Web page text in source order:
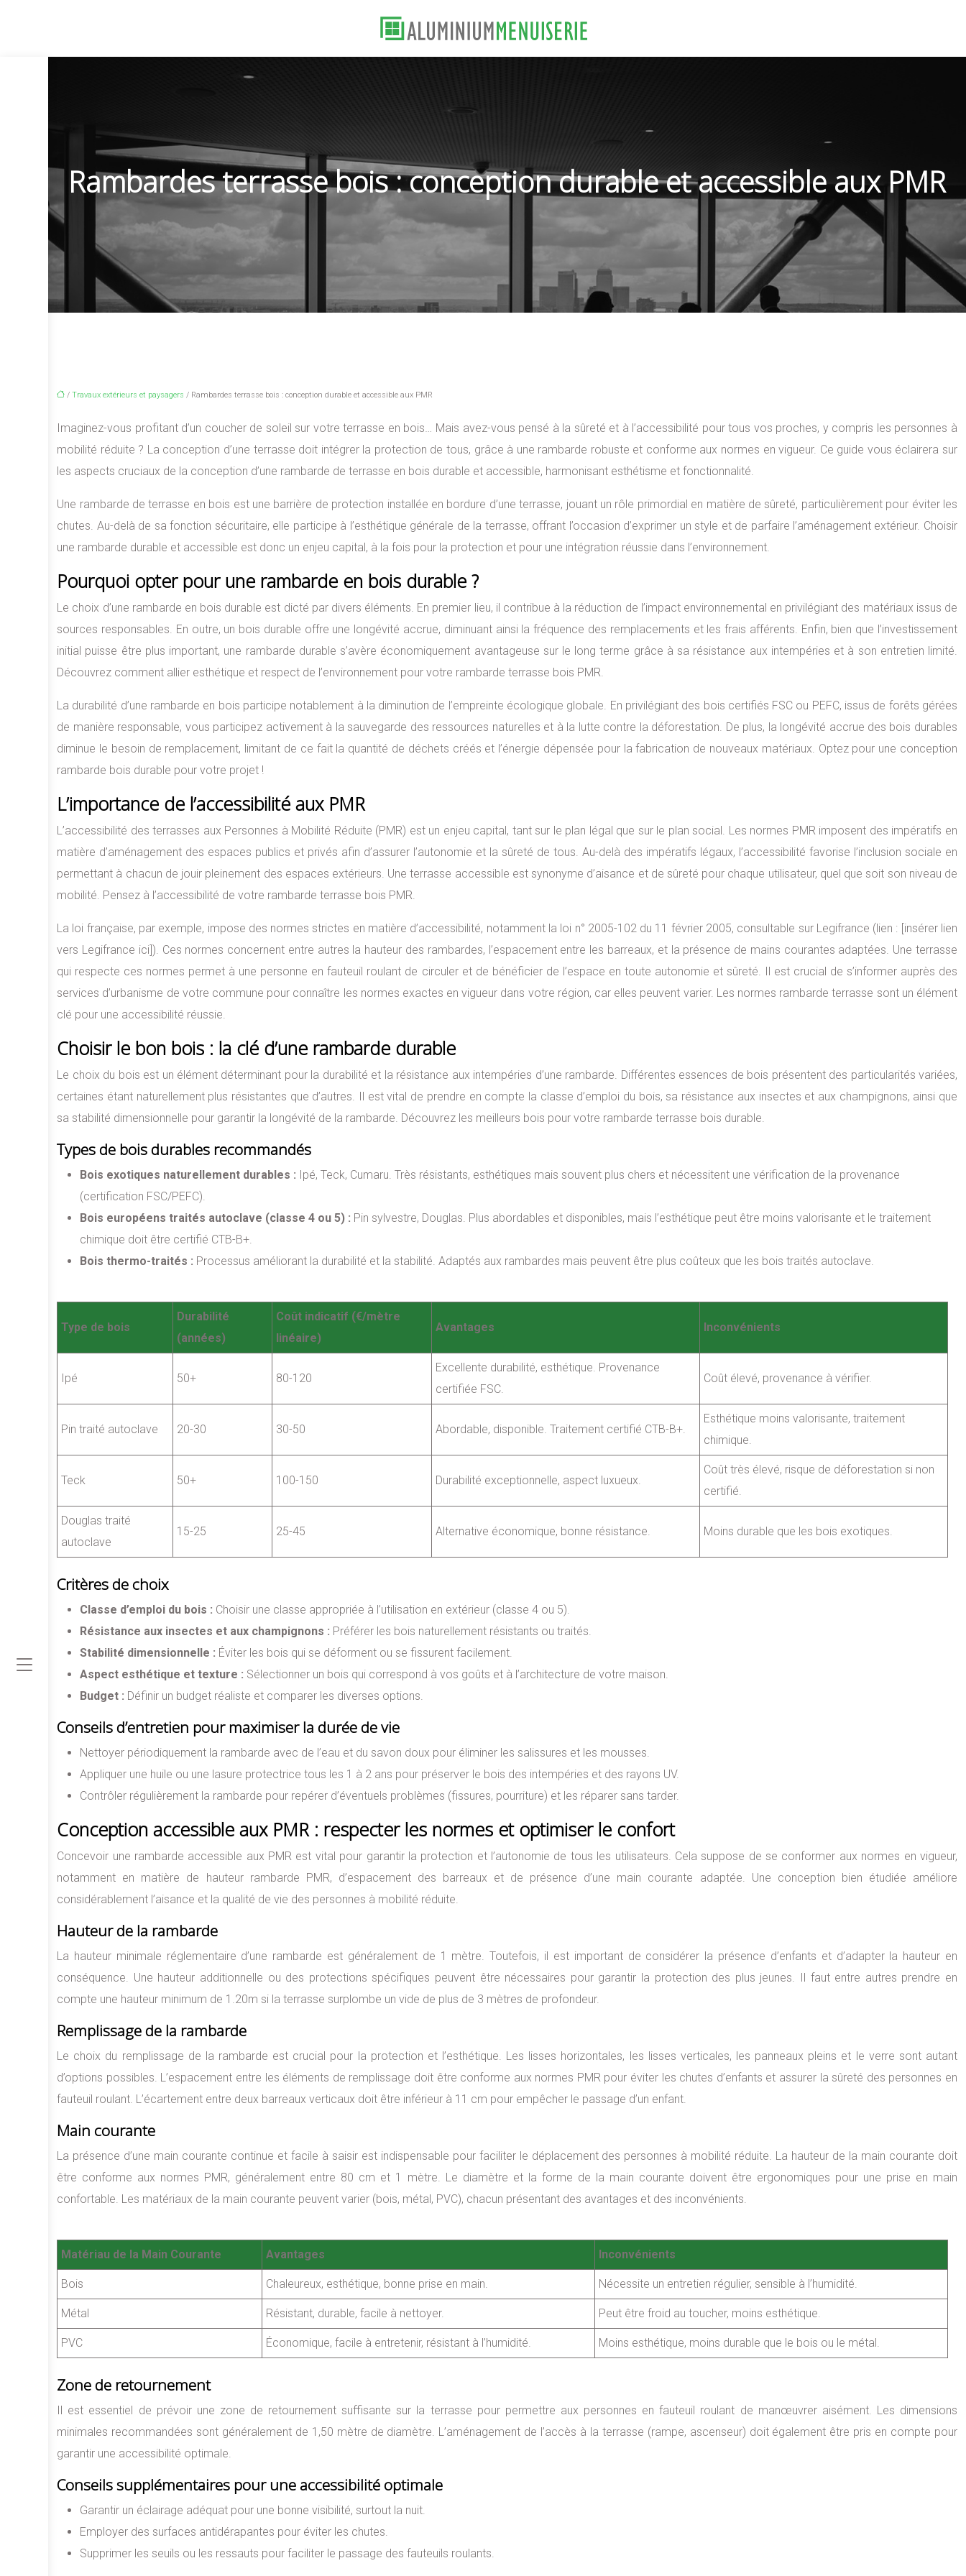
Rambardes terrasse bois : conception durable et accessible aux PMR
/Travaux extérieurs et paysagers / Rambardes terrasse bois : conception durable et accessible aux PMR
Imaginez-vous profitant d’un coucher de soleil sur votre terrasse en bois… Mais avez-vous pensé à la sûreté et à l’accessibilité pour tous vos proches, y compris les personnes à
mobilité réduite ? La conception d’une terrasse doit intégrer la protection de tous, grâce à une rambarde robuste et conforme aux normes en vigueur. Ce guide vous éclairera sur
les aspects cruciaux de la conception d’une rambarde de terrasse en bois durable et accessible, harmonisant esthétisme et fonctionnalité.
Une rambarde de terrasse en bois est une barrière de protection installée en bordure d’une terrasse, jouant un rôle primordial en matière de sûreté, particulièrement pour éviter les
chutes. Au-delà de sa fonction sécuritaire, elle participe à l’esthétique générale de la terrasse, offrant l’occasion d’exprimer un style et de parfaire l’aménagement extérieur. Choisir
une rambarde durable et accessible est donc un enjeu capital, à la fois pour la protection et pour une intégration réussie dans l’environnement.
Pourquoi opter pour une rambarde en bois durable ?
Le choix d’une rambarde en bois durable est dicté par divers éléments. En premier lieu, il contribue à la réduction de l’impact environnemental en privilégiant des matériaux issus de
sources responsables. En outre, un bois durable offre une longévité accrue, diminuant ainsi la fréquence des remplacements et les frais afférents. Enfin, bien que l’investissement
initial puisse être plus important, une rambarde durable s’avère économiquement avantageuse sur le long terme grâce à sa résistance aux intempéries et à son entretien limité.
Découvrez comment allier esthétique et respect de l’environnement pour votre rambarde terrasse bois PMR.
La durabilité d’une rambarde en bois participe notablement à la diminution de l’empreinte écologique globale. En privilégiant des bois certifiés FSC ou PEFC, issus de forêts gérées
de manière responsable, vous participez activement à la sauvegarde des ressources naturelles et à la lutte contre la déforestation. De plus, la longévité accrue des bois durables
diminue le besoin de remplacement, limitant de ce fait la quantité de déchets créés et l’énergie dépensée pour la fabrication de nouveaux matériaux. Optez pour une conception
rambarde bois durable pour votre projet !
L’importance de l’accessibilité aux PMR
L’accessibilité des terrasses aux Personnes à Mobilité Réduite (PMR) est un enjeu capital, tant sur le plan légal que sur le plan social. Les normes PMR imposent des impératifs en
matière d’aménagement des espaces publics et privés afin d’assurer l’autonomie et la sûreté de tous. Au-delà des impératifs légaux, l’accessibilité favorise l’inclusion sociale en
permettant à chacun de jouir pleinement des espaces extérieurs. Une terrasse accessible est synonyme d’aisance et de sûreté pour chaque utilisateur, quel que soit son niveau de
mobilité. Pensez à l’accessibilité de votre rambarde terrasse bois PMR.
La loi française, par exemple, impose des normes strictes en matière d’accessibilité, notamment la loi n° 2005-102 du 11 février 2005, consultable sur Legifrance (lien : [insérer lien
vers Legifrance ici]). Ces normes concernent entre autres la hauteur des rambardes, l’espacement entre les barreaux, et la présence de mains courantes adaptées. Une terrasse
qui respecte ces normes permet à une personne en fauteuil roulant de circuler et de bénéficier de l’espace en toute autonomie et sûreté. Il est crucial de s’informer auprès des
services d’urbanisme de votre commune pour connaître les normes exactes en vigueur dans votre région, car elles peuvent varier. Les normes rambarde terrasse sont un élément
clé pour une accessibilité réussie.
Choisir le bon bois : la clé d’une rambarde durable
Le choix du bois est un élément déterminant pour la durabilité et la résistance aux intempéries d’une rambarde. Différentes essences de bois présentent des particularités variées,
certaines étant naturellement plus résistantes que d’autres. Il est vital de prendre en compte la classe d’emploi du bois, sa résistance aux insectes et aux champignons, ainsi que
sa stabilité dimensionnelle pour garantir la longévité de la rambarde. Découvrez les meilleurs bois pour votre rambarde terrasse bois durable.
Types de bois durables recommandés
Bois exotiques naturellement durables : Ipé, Teck, Cumaru. Très résistants, esthétiques mais souvent plus chers et nécessitent une vérification de la provenance
(certification FSC/PEFC).
Bois européens traités autoclave (classe 4 ou 5) : Pin sylvestre, Douglas. Plus abordables et disponibles, mais l’esthétique peut être moins valorisante et le traitement
chimique doit être certifié CTB-B+.
Bois thermo-traités : Processus améliorant la durabilité et la stabilité. Adaptés aux rambardes mais peuvent être plus coûteux que les bois traités autoclave.
Type de bois
Durabilité
(années)
Coût indicatif (€/mètre
linéaire)
Avantages Inconvénients
Ipé 50+ 80-120
Excellente durabilité, esthétique. Provenance
certifiée FSC.
Coût élevé, provenance à vérifier.
Pin traité autoclave 20-30 30-50 Abordable, disponible. Traitement certifié CTB-B+.
Esthétique moins valorisante, traitement
chimique.
Teck 50+ 100-150 Durabilité exceptionnelle, aspect luxueux.
Coût très élevé, risque de déforestation si non
certifié.
Douglas traité
autoclave
15-25 25-45 Alternative économique, bonne résistance. Moins durable que les bois exotiques.
Critères de choix
Classe d’emploi du bois : Choisir une classe appropriée à l’utilisation en extérieur (classe 4 ou 5).
Résistance aux insectes et aux champignons : Préférer les bois naturellement résistants ou traités.
Stabilité dimensionnelle : Éviter les bois qui se déforment ou se fissurent facilement.
Aspect esthétique et texture : Sélectionner un bois qui correspond à vos goûts et à l’architecture de votre maison.
Budget : Définir un budget réaliste et comparer les diverses options.
Conseils d’entretien pour maximiser la durée de vie
Nettoyer périodiquement la rambarde avec de l’eau et du savon doux pour éliminer les salissures et les mousses.
Appliquer une huile ou une lasure protectrice tous les 1 à 2 ans pour préserver le bois des intempéries et des rayons UV.
Contrôler régulièrement la rambarde pour repérer d’éventuels problèmes (fissures, pourriture) et les réparer sans tarder.
Conception accessible aux PMR : respecter les normes et optimiser le confort
Concevoir une rambarde accessible aux PMR est vital pour garantir la protection et l’autonomie de tous les utilisateurs. Cela suppose de se conformer aux normes en vigueur,
notamment en matière de hauteur rambarde PMR, d’espacement des barreaux et de présence d’une main courante adaptée. Une conception bien étudiée améliore
considérablement l’aisance et la qualité de vie des personnes à mobilité réduite.
Hauteur de la rambarde
La hauteur minimale réglementaire d’une rambarde est généralement de 1 mètre. Toutefois, il est important de considérer la présence d’enfants et d’adapter la hauteur en
conséquence. Une hauteur additionnelle ou des protections spécifiques peuvent être nécessaires pour garantir la protection des plus jeunes. Il faut entre autres prendre en
compte une hauteur minimum de 1.20m si la terrasse surplombe un vide de plus de 3 mètres de profondeur.
Remplissage de la rambarde
Le choix du remplissage de la rambarde est crucial pour la protection et l’esthétique. Les lisses horizontales, les lisses verticales, les panneaux pleins et le verre sont autant
d’options possibles. L’espacement entre les éléments de remplissage doit être conforme aux normes PMR pour éviter les chutes d’enfants et assurer la sûreté des personnes en
fauteuil roulant. L’écartement entre deux barreaux verticaux doit être inférieur à 11 cm pour empêcher le passage d’un enfant.
Main courante
La présence d’une main courante continue et facile à saisir est indispensable pour faciliter le déplacement des personnes à mobilité réduite. La hauteur de la main courante doit
être conforme aux normes PMR, généralement entre 80 cm et 1 mètre. Le diamètre et la forme de la main courante doivent être ergonomiques pour une prise en main
confortable. Les matériaux de la main courante peuvent varier (bois, métal, PVC), chacun présentant des avantages et des inconvénients.
Matériau de la Main Courante Avantages Inconvénients
Bois Chaleureux, esthétique, bonne prise en main. Nécessite un entretien régulier, sensible à l’humidité.
Métal Résistant, durable, facile à nettoyer. Peut être froid au toucher, moins esthétique.
PVC Économique, facile à entretenir, résistant à l’humidité. Moins esthétique, moins durable que le bois ou le métal.
Zone de retournement
Il est essentiel de prévoir une zone de retournement suffisante sur la terrasse pour permettre aux personnes en fauteuil roulant de manœuvrer aisément. Les dimensions
minimales recommandées sont généralement de 1,50 mètre de diamètre. L’aménagement de l’accès à la terrasse (rampe, ascenseur) doit également être pris en compte pour
garantir une accessibilité optimale.
Conseils supplémentaires pour une accessibilité optimale
Garantir un éclairage adéquat pour une bonne visibilité, surtout la nuit.
Employer des surfaces antidérapantes pour éviter les chutes.
Supprimer les seuils ou les ressauts pour faciliter le passage des fauteuils roulants.